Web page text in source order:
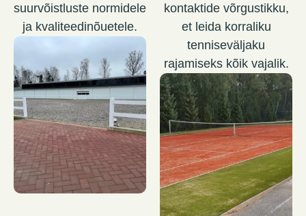
suurvõistluste normidele
ja kvaliteedinõuetele.
kontaktide võrgustikku,
et leida korraliku
tenniseväljaku
rajamiseks kõik vajalik.